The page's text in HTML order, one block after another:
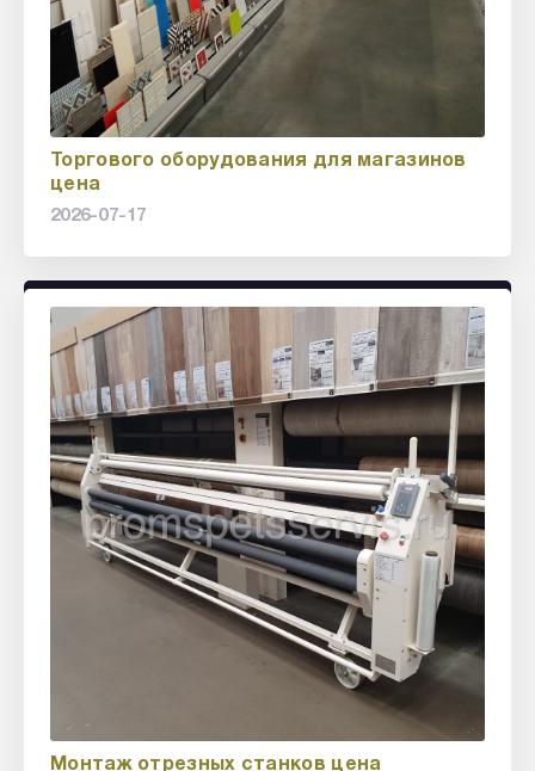
Торгового оборудования для магазинов
цена
2026-07-17
Монтаж отрезных станков цена